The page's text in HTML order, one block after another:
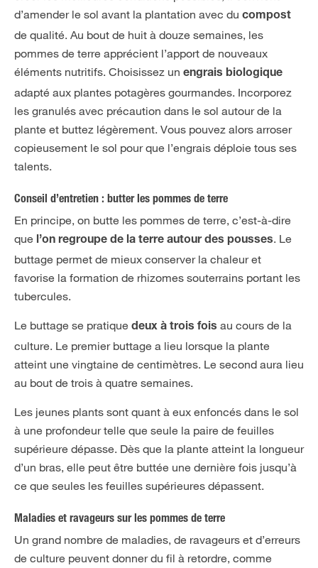
d’amender le sol avant la plantation avec du compost
de qualité. Au bout de huit à douze semaines, les
pommes de terre apprécient l’apport de nouveaux
éléments nutritifs. Choisissez un engrais biologique
adapté aux plantes potagères gourmandes. Incorporez
les granulés avec précaution dans le sol autour de la
plante et buttez légèrement. Vous pouvez alors arroser
copieusement le sol pour que l’engrais déploie tous ses
talents.
Conseil d’entretien : butter les pommes de terre
En principe, on butte les pommes de terre, c’est-à-dire
que l’on regroupe de la terre autour des pousses. Le
buttage permet de mieux conserver la chaleur et
favorise la formation de rhizomes souterrains portant les
tubercules.
Le buttage se pratique deux à trois fois au cours de la
culture. Le premier buttage a lieu lorsque la plante
atteint une vingtaine de centimètres. Le second aura lieu
au bout de trois à quatre semaines.
Les jeunes plants sont quant à eux enfoncés dans le sol
à une profondeur telle que seule la paire de feuilles
supérieure dépasse. Dès que la plante atteint la longueur
d’un bras, elle peut être buttée une dernière fois jusqu’à
ce que seules les feuilles supérieures dépassent.
Maladies et ravageurs sur les pommes de terre
Un grand nombre de maladies, de ravageurs et d’erreurs
de culture peuvent donner du fil à retordre, comme